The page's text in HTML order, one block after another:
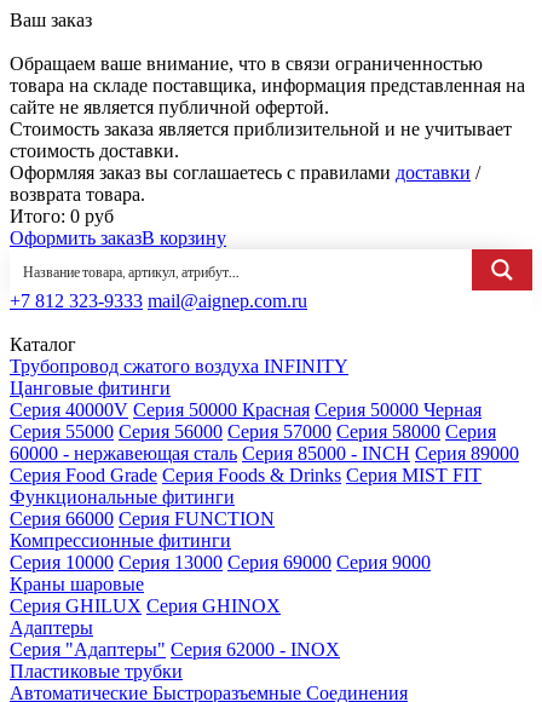
Ваш заказ
Обращаем ваше внимание, что в связи ограниченностью
товара на складе поставщика, информация представленная на
сайте не является публичной офертой.
Стоимость заказа является приблизительной и не учитывает
стоимость доставки.
Оформляя заказ вы соглашаетесь с правилами доставки /
возврата товара.
Итого: 0 руб
Оформить заказВ корзину
+7 812 323-9333 mail@aignep.com.ru
Каталог
Трубопровод сжатого воздуха INFINITY
Цанговые фитинги
Серия 40000V Серия 50000 Красная Серия 50000 Черная
Серия 55000 Серия 56000 Серия 57000 Серия 58000 Серия
60000 - нержавеющая сталь Серия 85000 - INCH Серия 89000
Серия Food Grade Серия Foods & Drinks Серия MIST FIT
Функциональные фитинги
Серия 66000 Серия FUNCTION
Компрессионные фитинги
Серия 10000 Серия 13000 Серия 69000 Серия 9000
Краны шаровые
Серия GHILUX Серия GHINOX
Адаптеры
Серия "Адаптеры" Серия 62000 - INOX
Пластиковые трубки
Автоматические Быстроразъемные Соединения